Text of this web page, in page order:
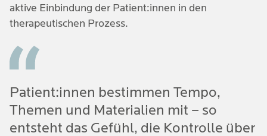
aktive Einbindung der Patient:innen in den
therapeutischen Prozess.
Patient:innen bestimmen Tempo,
Themen und Materialien mit – so
entsteht das Gefühl, die Kontrolle über